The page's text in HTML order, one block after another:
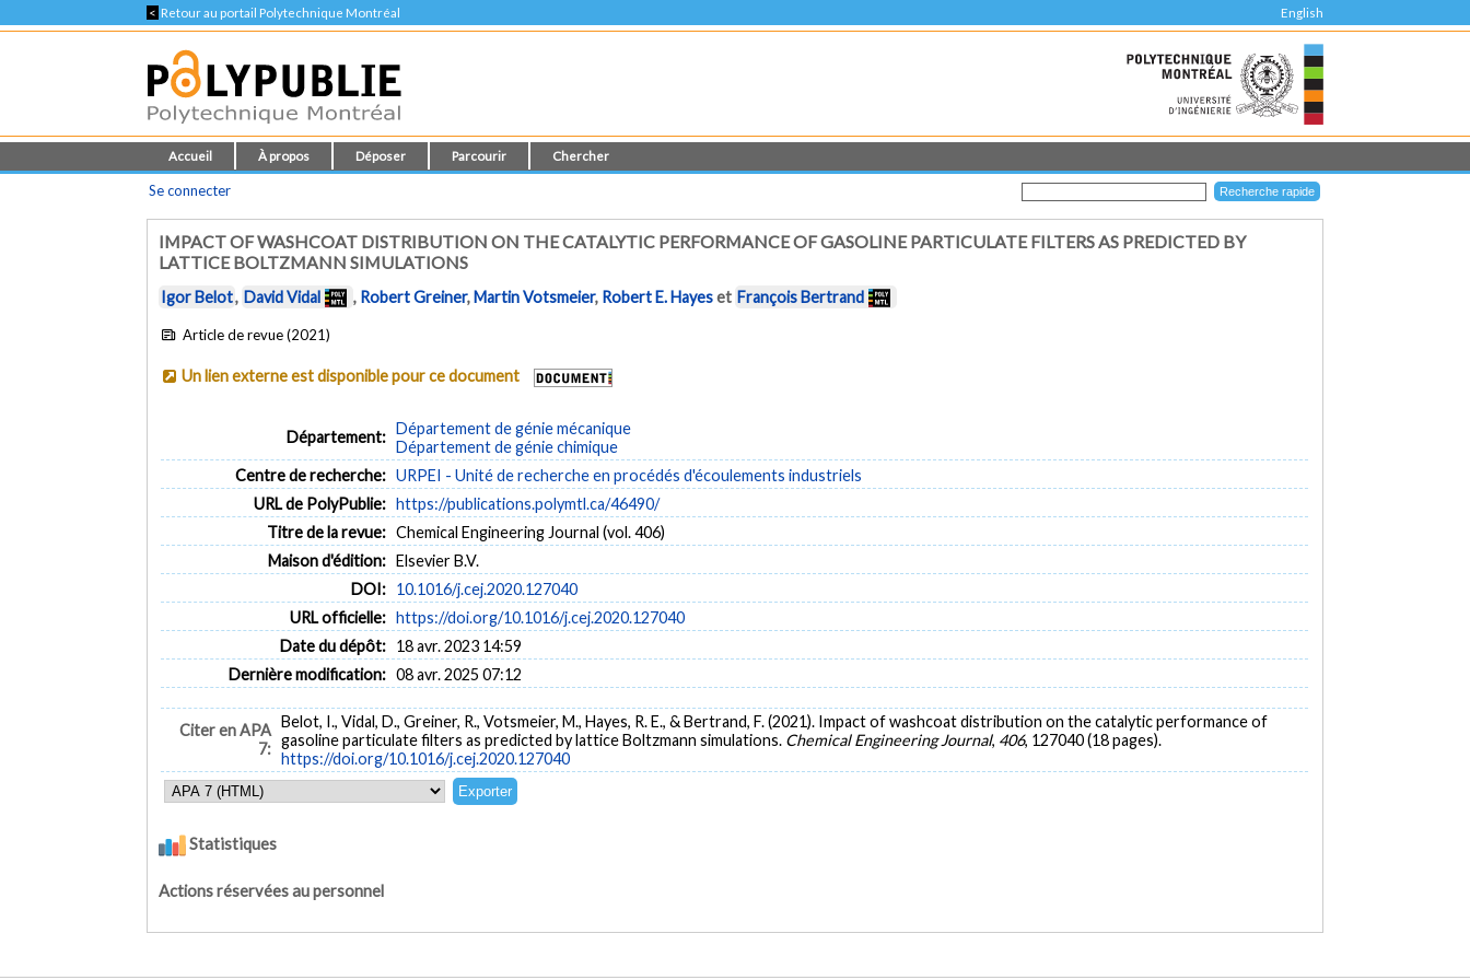
< Retour au portail Polytechnique Montréal English
Accueil À propos Déposer Parcourir Chercher
Se connecter
IMPACT OF WASHCOAT DISTRIBUTION ON THE CATALYTIC PERFORMANCE OF GASOLINE PARTICULATE FILTERS AS PREDICTED BY
LATTICE BOLTZMANN SIMULATIONS
Igor Belot, David Vidal , Robert Greiner,Martin Votsmeier, Robert E. Hayeset François Bertrand
Article de revue (2021)
Un lien externe est disponible pour ce document
Département: Département de génie mécanique
Département de génie chimique
Centre de recherche: URPEI - Unité de recherche en procédés d'écoulements industriels
URL de PolyPublie: https://publications.polymtl.ca/46490/
Titre de la revue: Chemical Engineering Journal (vol. 406)
Maison d'édition: Elsevier B.V.
DOI: 10.1016/j.cej.2020.127040
URL officielle: https://doi.org/10.1016/j.cej.2020.127040
Date du dépôt: 18 avr. 2023 14:59
Dernière modification: 08 avr. 2025 07:12
Citer en APA
7:
Belot, I., Vidal, D., Greiner, R., Votsmeier, M., Hayes, R. E., & Bertrand, F. (2021). Impact of washcoat distribution on the catalytic performance of
gasoline particulate filters as predicted by lattice Boltzmann simulations. Chemical Engineering Journal, 406, 127040 (18 pages).
https://doi.org/10.1016/j.cej.2020.127040
Statistiques
Actions réservées au personnel